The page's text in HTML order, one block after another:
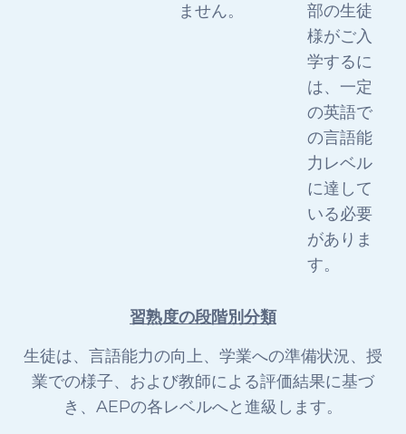
ません。
部の生徒
様がご入
学するに
は、一定
の英語で
の言語能
力レベル
に達して
いる必要
がありま
す。
習熟度の段階別分類
生徒は、言語能力の向上、学業への準備状況、授
業での様子、および教師による評価結果に基づ
き、AEPの各レベルへと進級します。